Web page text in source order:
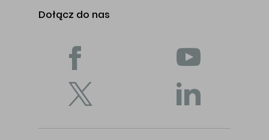
Dołącz do nas